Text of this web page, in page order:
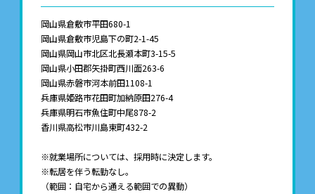
岡山県倉敷市平田680-1
岡山県倉敷市児島下の町2-1-45
岡山県岡山市北区北長瀬本町3-15-5
岡山県小田郡矢掛町西川面263-6
岡山県赤磐市河本前田1108-1
兵庫県姫路市花田町加納原田276-4
兵庫県明石市魚住町中尾878-2
香川県高松市川島東町432-2
※就業場所については、採用時に決定します。
※転居を伴う転勤なし。
（範囲：自宅から通える範囲での異動）